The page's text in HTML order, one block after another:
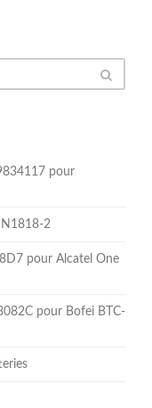
pour
2
pour Alcatel One
pour Bofei BTC-